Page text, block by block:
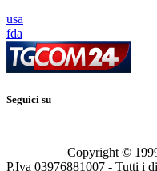
usa
fda
Seguici su
Copyright ©
P.Iva 03976881007 - Tutti i